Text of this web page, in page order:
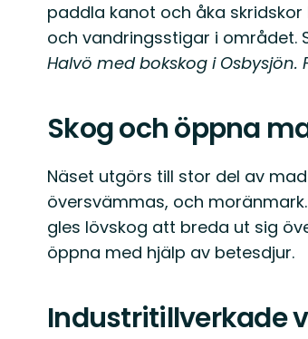
paddla kanot och åka
och vandringsstigar i området.
Halvö med bokskog i Osbysjön.
Skog och öppna
Näset utgörs till stor del av
översvämmas, och
gles lövskog att breda ut sig
öppna med hjälp av betesdjur.
Industritillverkade